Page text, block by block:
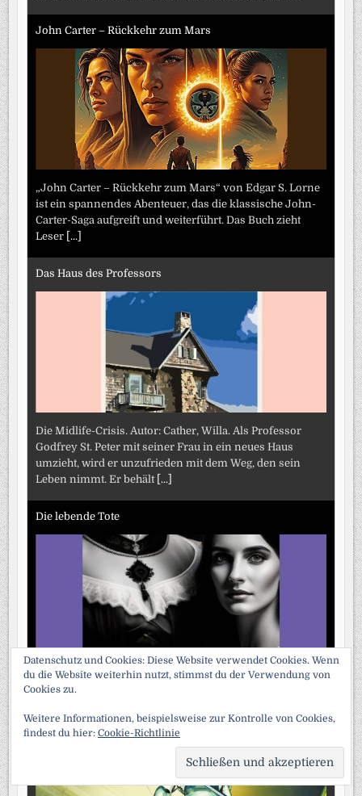
John Carter – Rückkehr zum Mars
„John Carter – Rückkehr zum Mars“ von Edgar S. Lorne
ist ein spannendes Abenteuer, das die klassische John-
Carter-Saga aufgreift und weiterführt. Das Buch zieht
Leser [...]
Das Haus des Professors
Die Midlife-Crisis. Autor: Cather, Willa. Als Professor
Godfrey St. Peter mit seiner Frau in ein neues Haus
umzieht, wird er unzufrieden mit dem Weg, den sein
Leben nimmt. Er behält [...]
Die lebende Tote
Mystery-Krimi. Autor: Collins, Wilkie. Als im Herbst 1870
die französischen und deutschen Armeen in einen
das Haus[...]
Datenschutz und Cookies: Diese Website verwendet Cookies. Wenn
du die Website weiterhin nutzt, stimmst du der Verwendung von
Cookies zu.
Weitere Informationen, beispielsweise zur Kontrolle von Cookies,
findest du hier: Cookie-Richtlinie
TO
TOP